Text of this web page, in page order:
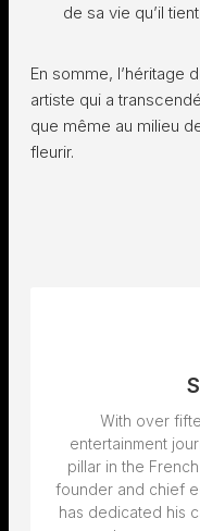
de sa vie qu’il
En somme, l’héritage
artiste qui a
que même au milieu
fleurir.
With over
entertainment
pillar in the
founder and chief
has dedicated his